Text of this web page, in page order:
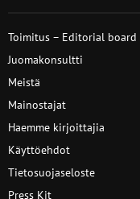
Toimitus – Editorial board
Juomakonsultti
Meistä
Mainostajat
Haemme kirjoittajia
Käyttöehdot
Tietosuojaseloste
Press Kit